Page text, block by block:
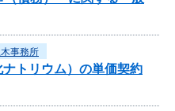
事務所
トリウム）の単価契約